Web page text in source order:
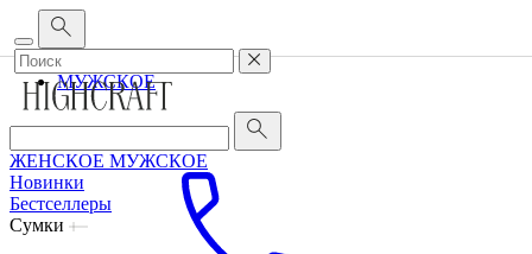
Корпоративным клиентам
ЖЕНСКОЕ
МУЖСКОЕ
ЖЕНСКОЕ МУЖСКОЕ
Новинки
Бестселлеры
Сумки